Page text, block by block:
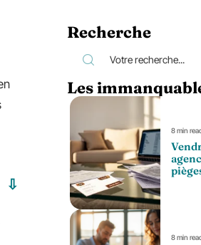
Recherche
Les
8 min
8 min